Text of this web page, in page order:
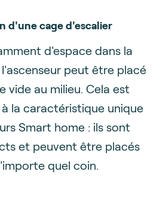
d'une cage d'escalier
d'espace dans la
peut être placé
vide au milieu. Cela est
la caractéristique unique
Smart home : ils sont
et peuvent être placés
quel coin.